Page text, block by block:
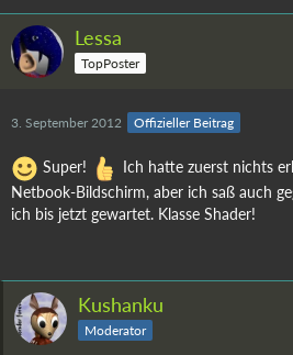
Lessa
TopPoster
3. September 2012 Offizieller Beitrag
Super!
Ich hatte zuerst nichts
Netbook-Bildschirm, aber ich saß auch
ich bis jetzt gewartet. Klasse Shader!
Kushanku
Moderator